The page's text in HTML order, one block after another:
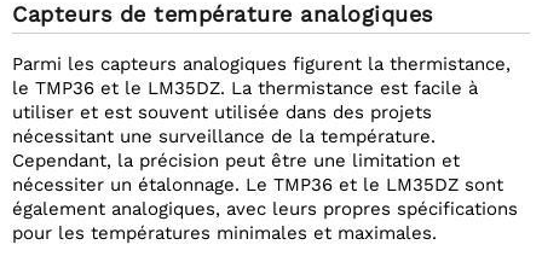
Capteurs de température analogiques
Parmi les capteurs analogiques figurent la thermistance,
le TMP36 et le LM35DZ. La thermistance est facile à
utiliser et est souvent utilisée dans des projets
nécessitant une surveillance de la température.
Cependant, la précision peut être une limitation et
nécessiter un étalonnage. Le TMP36 et le LM35DZ sont
également analogiques, avec leurs propres spécifications
pour les températures minimales et maximales.